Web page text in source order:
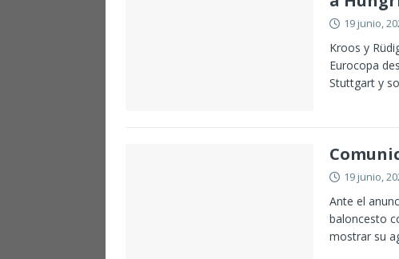
19 junio,
Kroos y
Eurocopa
Stuttgart y
19 junio,
Ante el
baloncesto
mostrar su